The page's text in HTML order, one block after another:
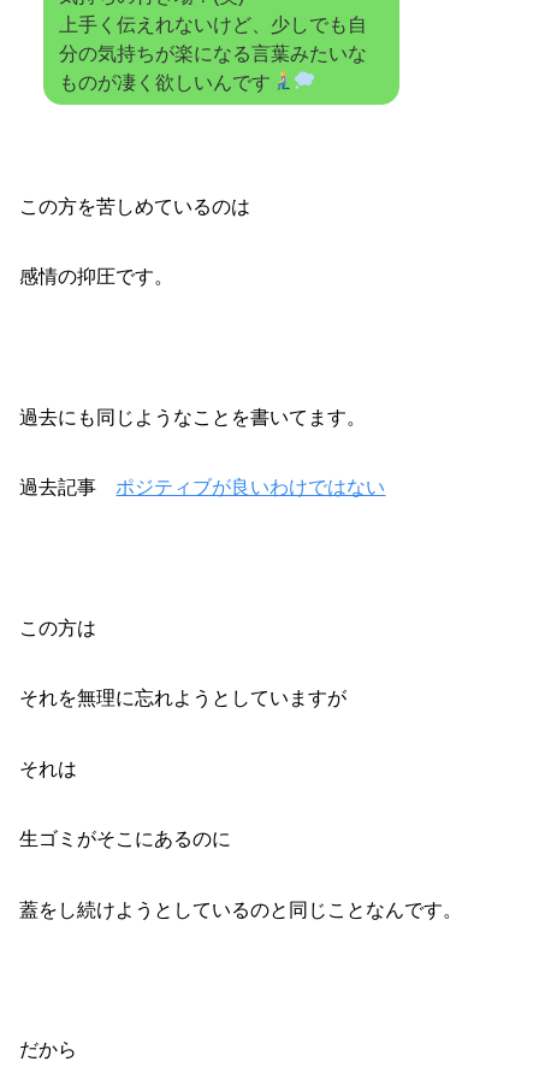
上手く伝えれないけど、少しでも自
分の気持ちが楽になる言葉みたいな
ものが凄く欲しいんです
この方を苦しめているのは
感情の抑圧です。
過去にも同じようなことを書いてます。
過去記事 ポジティブが良いわけではない
この方は
それを無理に忘れようとしていますが
それは
生ゴミがそこにあるのに
蓋をし続けようとしているのと同じことなんです。
だから